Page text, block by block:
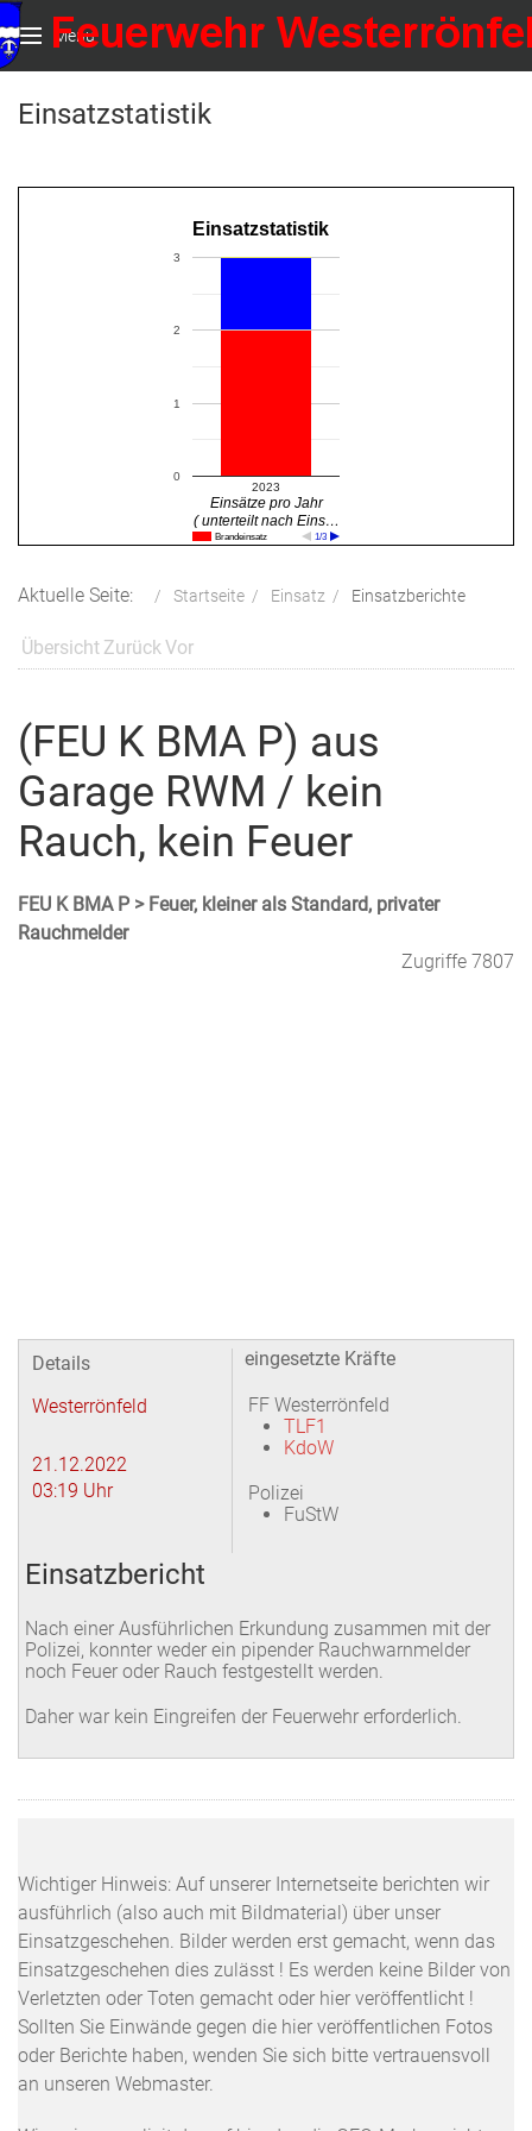
Menu
Einsatzstatistik
Einsatzstatistik
Brandeinsatz 1/3
2023
0
1
2
3
Einsätze pro Jahr
( unterteilt nach Eins…
Aktuelle Seite: Startseite Einsatz Einsatzberichte
Übersicht ZurückVor
(FEU K BMA P) aus
Garage RWM / kein
Rauch, kein Feuer
FEU K BMA P > Feuer, kleiner als Standard, privater
Rauchmelder
Zugriffe 7807
Details
Westerrönfeld
21.12.2022
03:19 Uhr
eingesetzte Kräfte
FF Westerrönfeld
TLF1
KdoW
Polizei
FuStW
Einsatzbericht
Nach einer Ausführlichen Erkundung zusammen mit der
Polizei, konnter weder ein pipender Rauchwarnmelder
noch Feuer oder Rauch festgestellt werden.
Daher war kein Eingreifen der Feuerwehr erforderlich.
Wichtiger Hinweis: Auf unserer Internetseite berichten wir
ausführlich (also auch mit Bildmaterial) über unser
Einsatzgeschehen. Bilder werden erst gemacht, wenn das
Einsatzgeschehen dies zulässt ! Es werden keine Bilder von
Verletzten oder Toten gemacht oder hier veröffentlicht !
Sollten Sie Einwände gegen die hier veröffentlichen Fotos
oder Berichte haben, wenden Sie sich bitte vertrauensvoll
an unseren Webmaster.